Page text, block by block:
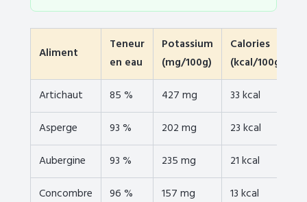
Aliment
Teneur
en eau
Potassium
(mg/100g)
Calories
(kcal/100g)
Artichaut
85 % 427 mg
33 kcal
Asperge
93 % 202 mg
23 kcal
Aubergine
93 % 235 mg
21 kcal
Concombre
96 % 157 mg
13 kcal